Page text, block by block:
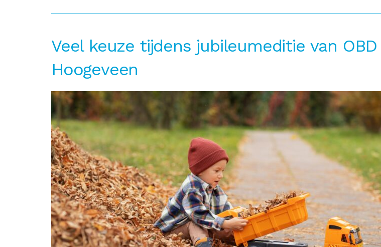
Veel keuze tijdens jubileumeditie van OBD
Hoogeveen